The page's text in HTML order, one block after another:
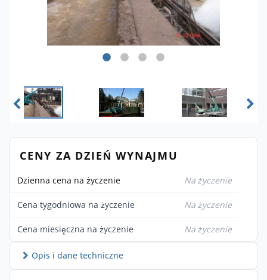
CENY ZA DZIEŃ WYNAJMU
Dzienna cena na życzenie Na życzenie
Cena tygodniowa na życzenie Na życzenie
Cena miesięczna na życzenie Na życzenie
Opis i dane techniczne